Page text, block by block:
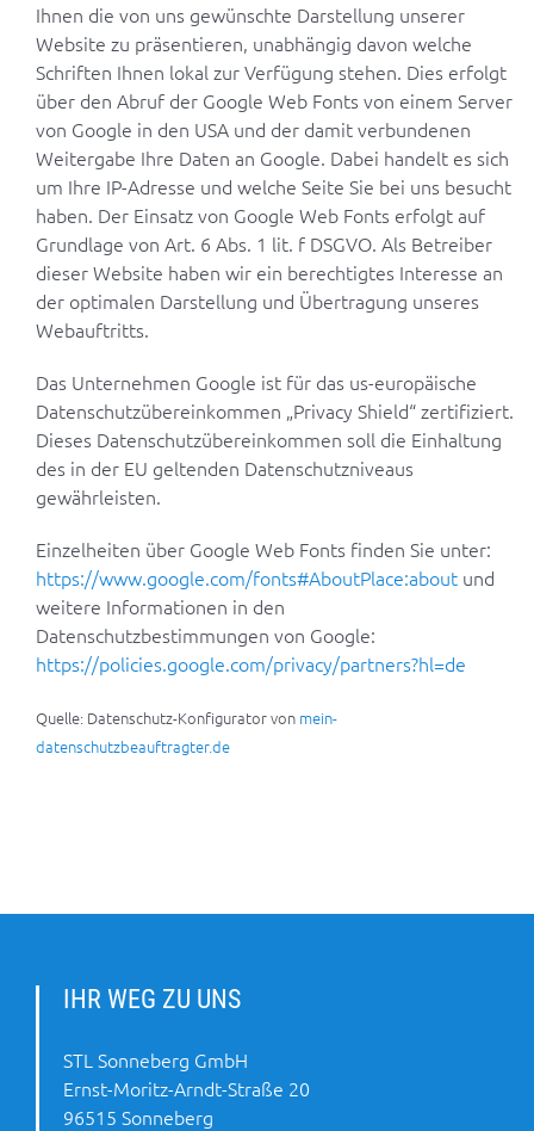
Ihnen die von uns gewünschte Darstellung unserer
Website zu präsentieren, unabhängig davon welche
Schriften Ihnen lokal zur Verfügung stehen. Dies erfolgt
über den Abruf der Google Web Fonts von einem Server
von Google in den USA und der damit verbundenen
Weitergabe Ihre Daten an Google. Dabei handelt es sich
um Ihre IP-Adresse und welche Seite Sie bei uns besucht
haben. Der Einsatz von Google Web Fonts erfolgt auf
Grundlage von Art. 6 Abs. 1 lit. f DSGVO. Als Betreiber
dieser Website haben wir ein berechtigtes Interesse an
der optimalen Darstellung und Übertragung unseres
Webauftritts.
Das Unternehmen Google ist für das us-europäische
Datenschutzübereinkommen „Privacy Shield“ zertifiziert.
Dieses Datenschutzübereinkommen soll die Einhaltung
des in der EU geltenden Datenschutzniveaus
gewährleisten.
Einzelheiten über Google Web Fonts finden Sie unter:
https://www.google.com/fonts#AboutPlace:aboutund
weitere Informationen in den
Datenschutzbestimmungen von Google:
https://policies.google.com/privacy/partners?hl=de
Quelle: Datenschutz-Konfigurator von mein-
datenschutzbeauftragter.de
IHR WEG ZU UNS
STL Sonneberg GmbH
Ernst-Moritz-Arndt-Straße 20
96515 Sonneberg